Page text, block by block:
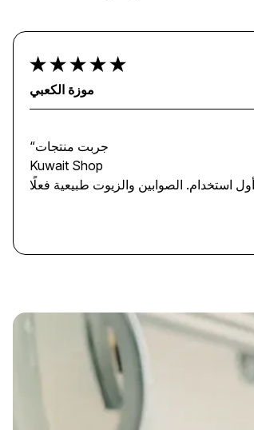
موزة الكعبي
“جربت منتجات
Kuwait Shop